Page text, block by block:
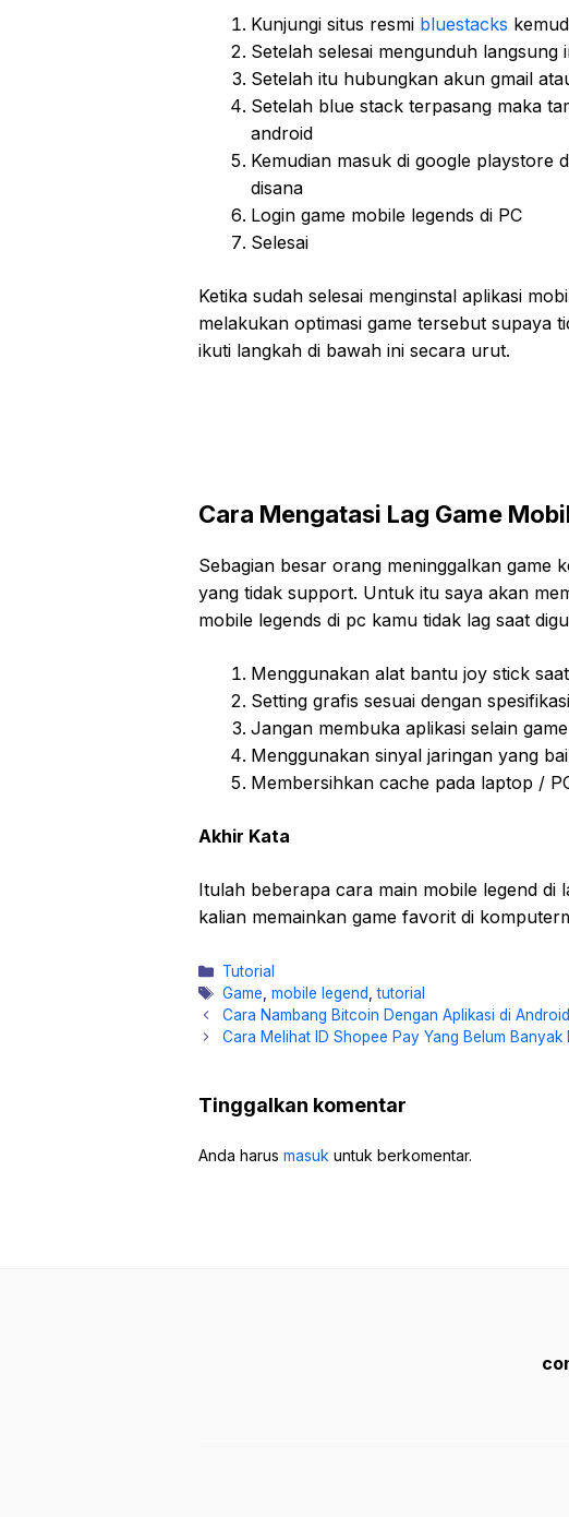
Kunjungi situs resmi bluestacks
Setelah selesai mengunduh langsung
Setelah itu hubungkan akun gmail
Setelah blue stack terpasang maka
android
Kemudian masuk di google playstore
disana
Login game mobile legends di PC
Selesai
Ketika sudah selesai menginstal aplikasi
melakukan optimasi game tersebut supaya
ikuti langkah di bawah ini secara urut.
Cara Mengatasi Lag Game
Sebagian besar orang meninggalkan game
yang tidak support. Untuk itu saya akan
mobile legends di pc kamu tidak lag saat
Menggunakan alat bantu joy stick
Setting grafis sesuai dengan
Jangan membuka aplikasi selain
Menggunakan sinyal jaringan yang
Membersihkan cache pada laptop /
Akhir Kata
Itulah beberapa cara main mobile legend di
kalian memainkan game favorit di
Kategori
Tutorial
Tag
Game, mobile legend,tutorial
Cara Nambang Bitcoin Dengan Aplikasi di
Cara Melihat ID Shopee Pay Yang Belum Banyak
Tinggalkan komentar
Anda harus masuk untuk berkomentar.